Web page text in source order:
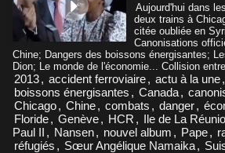
Aujourd'hui dans
deux trains à
citée oubliée en
Canonisations
Chine; Dangers des boissons énergisantes;
Dion; Le monde de l'économie... Collision entre
2013, accident ferroviaire, actu à la une,
boissons énergisantes , Canada,
Chicago, Chine, combats , danger,
Floride, Genève, HCR , Ile de La
Paul II , Nansen, nouvel album , Pape,
réfugiés , Sœur Angélique Namaika,